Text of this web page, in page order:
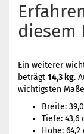
diesem
Ein weiterer
beträgt 14,3 kg.
wichtigsten
Breite:
Tiefe: 43,6
Höhe: 64,2